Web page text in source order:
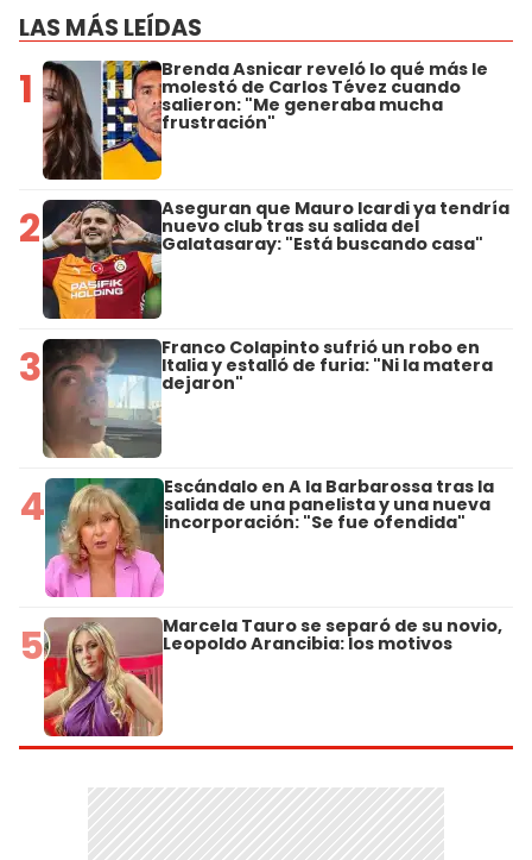
LAS MÁS LEÍDAS
1 Brenda Asnicar reveló lo qué más le
molestó de Carlos Tévez cuando
salieron: "Me generaba mucha
frustración"
2 Aseguran que Mauro Icardi ya tendría
nuevo club tras su salida del
Galatasaray: "Está buscando casa"
3 Franco Colapinto sufrió un robo en
Italia y estalló de furia: "Ni la matera
dejaron"
4 Escándalo en A la Barbarossa tras la
salida de una panelista y una nueva
incorporación: "Se fue ofendida"
5 Marcela Tauro se separó de su novio,
Leopoldo Arancibia: los motivos